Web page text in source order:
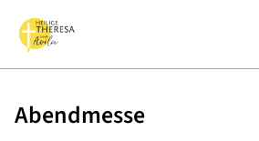
Abendmesse